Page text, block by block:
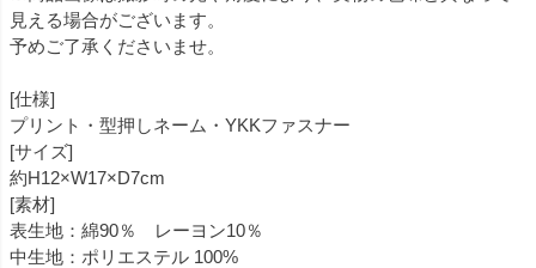
見える場合がございます。
予めご了承くださいませ。
[仕様]
プリント・型押しネーム・YKKファスナー
[サイズ]
約H12×W17×D7cm
[素材]
表生地：綿90％ レーヨン10％
中生地：ポリエステル 100%